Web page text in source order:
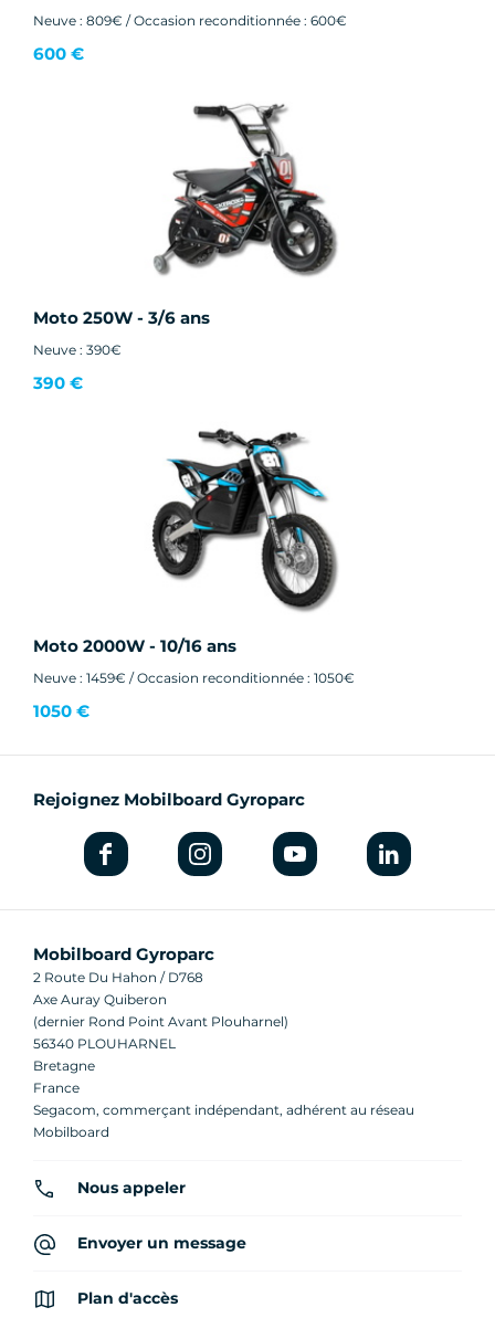
Neuve : 809€ / Occasion reconditionnée : 600€
600 €
Moto 250W - 3/6 ans
Neuve : 390€
390 €
Moto 2000W - 10/16 ans
Neuve : 1459€ / Occasion reconditionnée : 1050€
1050 €
Rejoignez Mobilboard Gyroparc
Mobilboard Gyroparc
2 Route Du Hahon / D768
Axe Auray Quiberon
(dernier Rond Point Avant Plouharnel)
56340 PLOUHARNEL
Bretagne
France
Segacom, commerçant indépendant, adhérent au réseau
Mobilboard
Nous appeler
Envoyer un message
Plan d'accès